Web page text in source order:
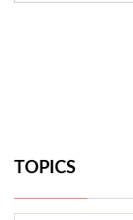
TOPICS